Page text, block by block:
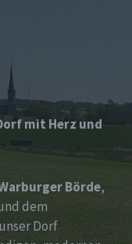
mit Herz und
Börde,
dem
Dorf